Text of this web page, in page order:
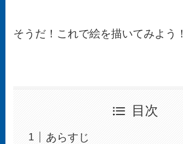
そうだ！これで絵を描いてみよう！
目次
あらすじ